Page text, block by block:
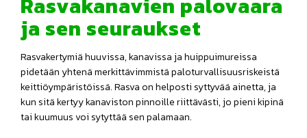
ja sen seuraukset
Rasvakertymiä huuvissa, kanavissa ja huippuimureissa
pidetään yhtenä merkittävimmistä paloturvallisuusriskeistä
keittiöympäristöissä. Rasva on helposti syttyvää ainetta, ja
kun sitä kertyy kanaviston pinnoille riittävästi, jo pieni kipinä
tai kuumuus voi sytyttää sen palamaan.